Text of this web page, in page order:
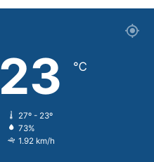
23 ℃
27º - 23º
73%
1.92 km/h